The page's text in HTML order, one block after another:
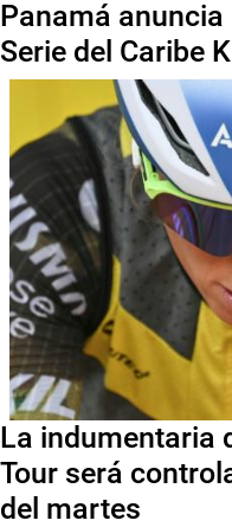
Panamá
Serie del Caribe
La indumentaria
Tour será
del martes